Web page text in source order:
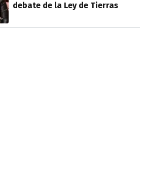
debate de la Ley de Tierras